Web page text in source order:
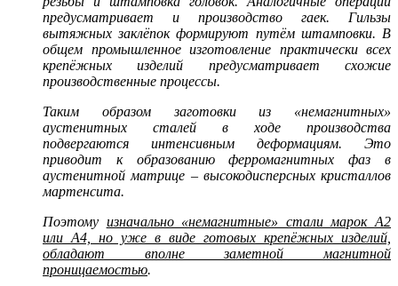
предусматривает и производство гаек. Гильзы
вытяжных заклёпок формируют путём штамповки. В
общем промышленное изготовление практически всех
крепёжных изделий предусматривает схожие
производственные процессы.
Таким образом заготовки из «немагнитных»
аустенитных сталей в ходе производства
подвергаются интенсивным деформациям. Это
приводит к образованию ферромагнитных фаз в
аустенитной матрице – высокодисперсных кристаллов
мартенсита.
Поэтому изначально «немагнитные» стали марок А2
или А4, но уже в виде готовых крепёжных изделий,
обладают вполне заметной магнитной
проницаемостью.